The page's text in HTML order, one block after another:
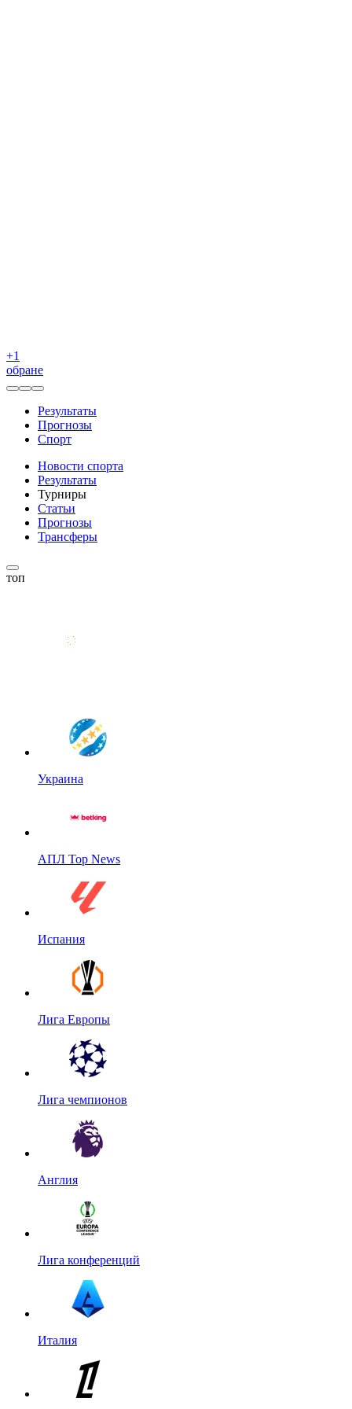
+1
обране
Результаты
Прогнозы
Спорт
Новости спорта
Результаты
Турниры
Статьи
Прогнозы
Трансферы
топ
Украина
АПЛ Top News
Испания
Лига Европы
Лига чемпионов
Англия
Лига конференций
Италия